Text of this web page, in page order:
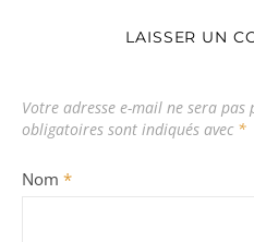
LAISSER UN
Votre adresse e-mail ne sera pas
obligatoires sont indiqués avec *
Nom *